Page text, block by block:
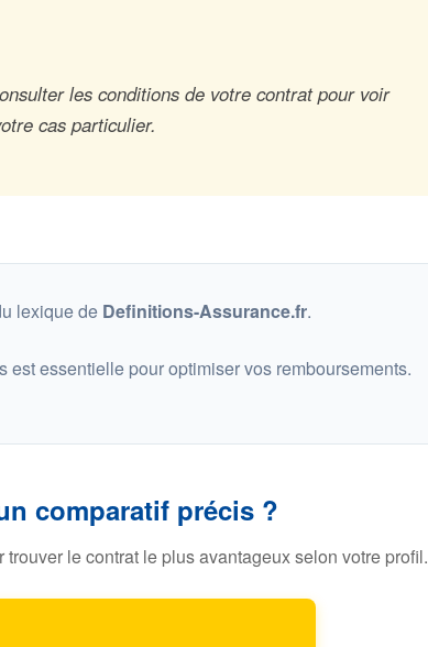
les conditions de votre contrat pour voir
cas particulier.
lexique de Definitions-Assurance.fr.
est essentielle pour optimiser vos remboursements.
comparatif précis ?
le contrat le plus avantageux selon votre profil.